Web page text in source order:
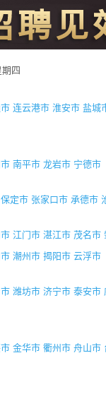
四
连云港市 淮安市 盐城
南平市 龙岩市 宁德市
保定市 张家口市 承德市
江门市 湛江市 茂名市
潮州市 揭阳市 云浮市
潍坊市 济宁市 泰安市
金华市 衢州市 舟山市